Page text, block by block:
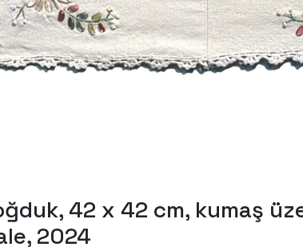
42 x 42 cm, kumaş
2024